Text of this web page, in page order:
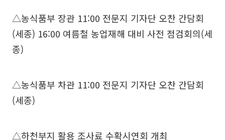
△농식품부 장관 11:00 전문지 기자단 오찬 간담회
(세종) 16:00 여름철 농업재해 대비 사전 점검회의(세
종)
△농식품부 차관 11:00 전문지 기자단 오찬 간담회
(세종)
△하천부지 활용 조사료 수확시연회 개최